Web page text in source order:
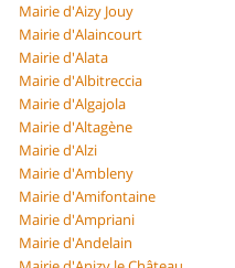
Mairie d'Aizy Jouy
Mairie d'Alaincourt
Mairie d'Alata
Mairie d'Albitreccia
Mairie d'Algajola
Mairie d'Altagène
Mairie d'Alzi
Mairie d'Ambleny
Mairie d'Amifontaine
Mairie d'Ampriani
Mairie d'Andelain